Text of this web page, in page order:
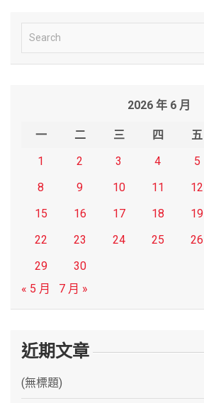
e
2026 年 6 月
一 二 三 四 五
1
2 3 4 5
8
9 10 11 12
15
16 17 18 19
22
23 24 25 26
29
30
« 5 月
7 月 »
近期文章
(無標題)